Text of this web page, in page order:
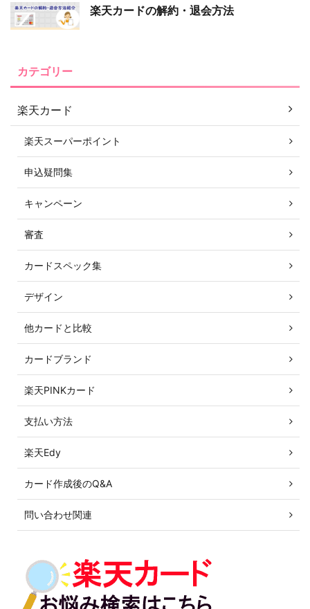
楽天カードの解約・退会方法
カテゴリー
楽天カード
楽天スーパーポイント
申込疑問集
キャンペーン
審査
カードスペック集
デザイン
他カードと比較
カードブランド
楽天PINKカード
支払い方法
楽天Edy
カード作成後のQ&A
問い合わせ関連